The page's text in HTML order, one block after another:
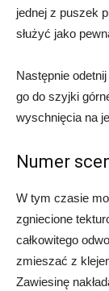
jednej z puszek
służyć jako
Następnie
go do szyjki
wyschnięcia na
Numer
W tym czasie
zgniecione
całkowitego
zmieszać z
Zawiesinę